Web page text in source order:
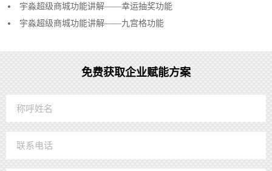
宇淼超级商城功能讲解——幸运抽奖功能
宇淼超级商城功能讲解——九宫格功能
免费获取企业赋能方案